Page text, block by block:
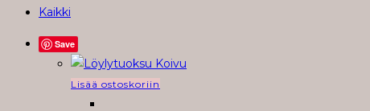
Kaikki
Save
Lisää ostoskoriin